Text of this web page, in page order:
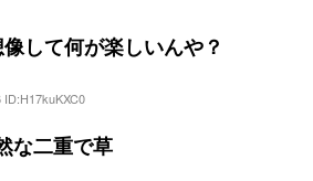
して何が楽しいんや？
な二重で草